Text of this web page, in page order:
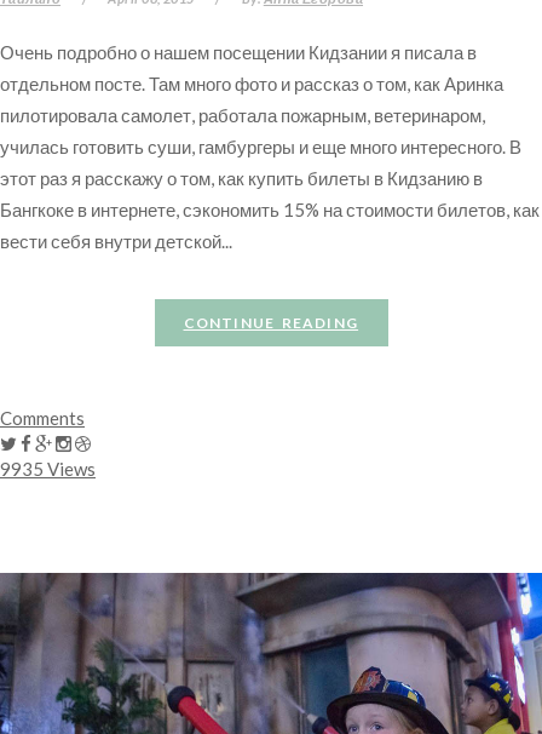
Очень подробно о нашем посещении Кидзании я писала в
отдельном посте. Там много фото и рассказ о том, как Аринка
пилотировала самолет, работала пожарным, ветеринаром,
училась готовить суши, гамбургеры и еще много интересного. В
этот раз я расскажу о том, как купить билеты в Кидзанию в
Бангкоке в интернете, сэкономить 15% на стоимости билетов, как
вести себя внутри детской...
CONTINUE READING
Comments
9935 Views